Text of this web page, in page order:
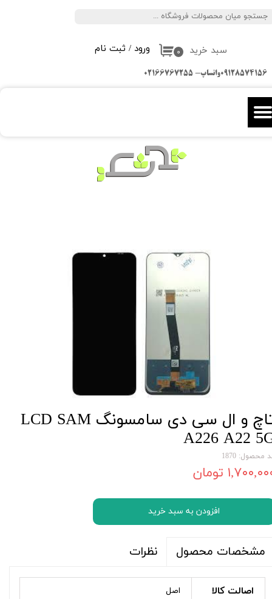
ورود / ثبت نام
تغییر گذر واژه
سفارشات
خروج از حساب کاربری
۰ سبد خرید
تاچ و ال سی دی سامسونگ LCD SAM
A226 A22
محصول: 1870
تومان
افزودن به سبد خرید
مشخصات محصول نظرات
اصالت کالا اصل